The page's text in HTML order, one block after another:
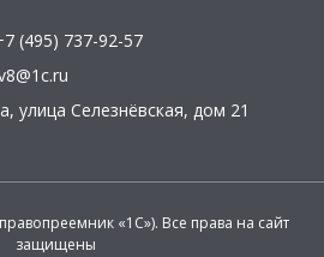
(495) 737-92-57
, улица Селезнёвская, дом 21
«1С»). Все права на сайт
защищены